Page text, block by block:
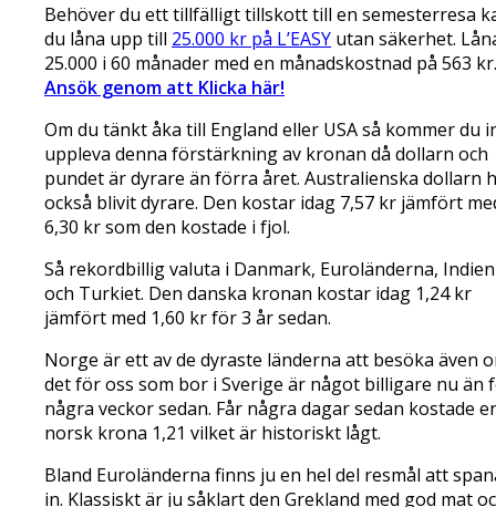
Behöver du ett tillfälligt tillskott till en semesterresa
du låna upp till 25.000 kr på L’EASY utan säkerhet.
25.000 i 60 månader med en månadskostnad på 563 kr.
Ansök genom att Klicka här!
Om du tänkt åka till England eller USA så kommer du
uppleva denna förstärkning av kronan då dollarn och
pundet är dyrare än förra året. Australienska dollarn
också blivit dyrare. Den kostar idag 7,57 kr jämfört
6,30 kr som den kostade i fjol.
Så rekordbillig valuta i Danmark, Euroländerna, Indien
och Turkiet. Den danska kronan kostar idag 1,24 kr
jämfört med 1,60 kr för 3 år sedan.
Norge är ett av de dyraste länderna att besöka även
det för oss som bor i Sverige är något billigare nu än
några veckor sedan. Får några dagar sedan kostade
norsk krona 1,21 vilket är historiskt lågt.
Bland Euroländerna finns ju en hel del resmål att
in. Klassiskt är ju såklart den Grekland med god mat